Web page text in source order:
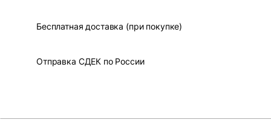
Бесплатная доставка (при покупке)
Отправка СДЕК по России